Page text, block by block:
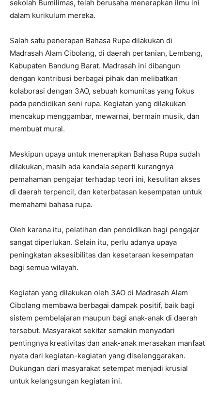
sekolah Bumilimas, telah berusaha menerapkan ilmu ini
dalam kurikulum mereka.
Salah satu penerapan Bahasa Rupa dilakukan di
Madrasah Alam Cibolang, di daerah pertanian, Lembang,
Kabupaten Bandung Barat. Madrasah ini dibangun
dengan kontribusi berbagai pihak dan melibatkan
kolaborasi dengan 3AO, sebuah komunitas yang fokus
pada pendidikan seni rupa. Kegiatan yang dilakukan
mencakup menggambar, mewarnai, bermain musik, dan
membuat mural.
Meskipun upaya untuk menerapkan Bahasa Rupa sudah
dilakukan, masih ada kendala seperti kurangnya
pemahaman pengajar terhadap teori ini, kesulitan akses
di daerah terpencil, dan keterbatasan kesempatan untuk
memahami bahasa rupa.
Oleh karena itu, pelatihan dan pendidikan bagi pengajar
sangat diperlukan. Selain itu, perlu adanya upaya
peningkatan aksesibilitas dan kesetaraan kesempatan
bagi semua wilayah.
Kegiatan yang dilakukan oleh 3AO di Madrasah Alam
Cibolang membawa berbagai dampak positif, baik bagi
sistem pembelajaran maupun bagi anak-anak di daerah
tersebut. Masyarakat sekitar semakin menyadari
pentingnya kreativitas dan anak-anak merasakan manfaat
nyata dari kegiatan-kegiatan yang diselenggarakan.
Dukungan dari masyarakat setempat menjadi krusial
untuk kelangsungan kegiatan ini.